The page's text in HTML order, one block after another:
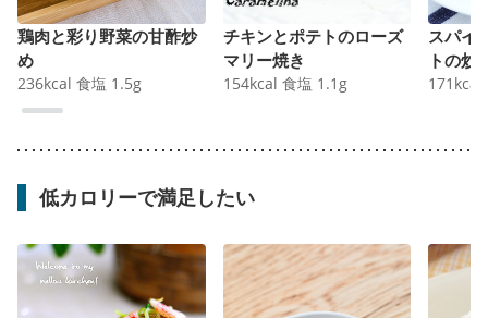
鶏肉と彩り野菜の甘酢炒
め
236kcal 食塩 1.5g
チキンとポテトのローズ
マリー焼き
154kcal 食塩 1.1 g
スパイ
トの炒
171 kcal
低カロリーで満足したい